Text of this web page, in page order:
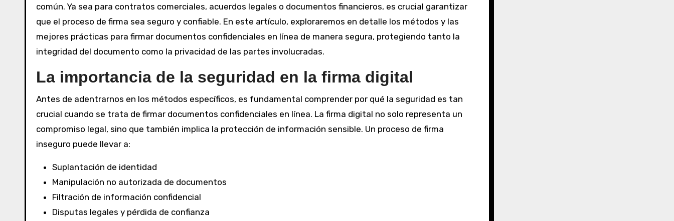
común. Ya sea para contratos comerciales, acuerdos legales o documentos financieros, es crucial garantizar
que el proceso de firma sea seguro y confiable. En este artículo, exploraremos en detalle los métodos y las
mejores prácticas para firmar documentos confidenciales en línea de manera segura, protegiendo tanto la
integridad del documento como la privacidad de las partes involucradas.
La importancia de la seguridad en la firma digital
Antes de adentrarnos en los métodos específicos, es fundamental comprender por qué la seguridad es tan
crucial cuando se trata de firmar documentos confidenciales en línea. La firma digital no solo representa un
compromiso legal, sino que también implica la protección de información sensible. Un proceso de firma
inseguro puede llevar a:
Suplantación de identidad
Manipulación no autorizada de documentos
Filtración de información confidencial
Disputas legales y pérdida de confianza